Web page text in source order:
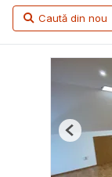
Caută din nou
Previous